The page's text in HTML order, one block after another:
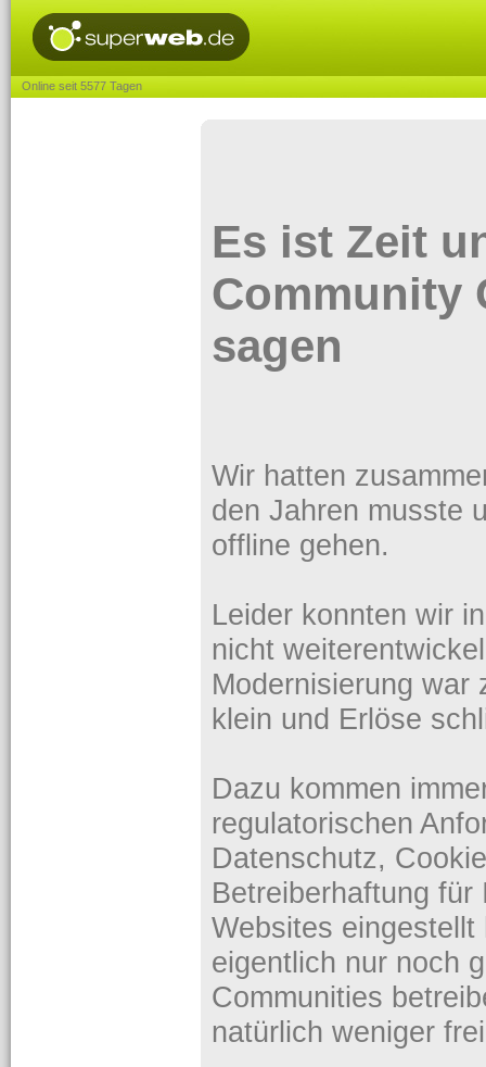
Online seit 5577 Tagen
Es ist Zeit
Community
sagen
Wir hatten
den Jahren musste
offline gehen.
Leider konnten wir
nicht
Modernisierung
klein und Erlöse
Dazu kommen
regulatorischen
Datenschutz,
Betreiberhaftung
Websites
eigentlich nur noch
Communities
natürlich weniger